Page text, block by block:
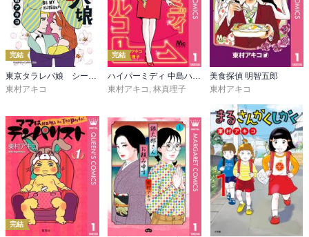
ダメっ娘。。。
５７ｐでこの人でいいって言ってる時点でアウトだわぁ。。。
ちゃんと、
この人がって言えないとね。
大人になれない子供のまま恋愛ごっこが結婚ごっこになっちゃう
よ！
一方、
ＫＥＹを追ってるドキュメンタリー番組の中で、
ＫＥＹの過去を振り返っていく。
ＫＥＹが入院してる時の主治医である沢田曜子。
それは、
倫子に似てる短命で終わったＫＥＹの妻の事。
それを、
マミちゃんから知り得た倫子のタラレバ娘同盟の小雪と香が知る。
完結
東京タラレバ娘 シーズン２
東村アキコ
完結
ハイパーミディ 中島ハルコ
東村アキコ , 林真理子
美食探偵 明智五郎
東村アキコ
完結